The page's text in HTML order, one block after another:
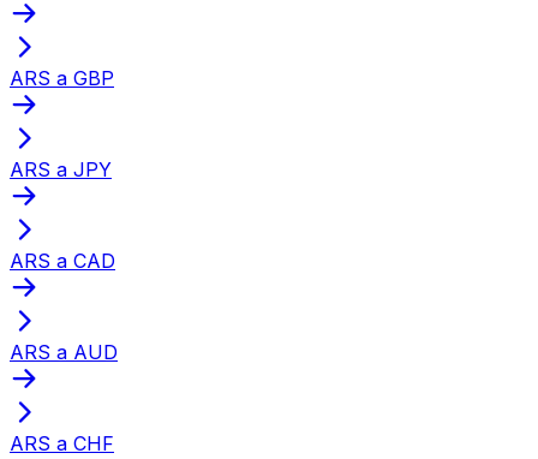
ARS a GBP
ARS a JPY
ARS a CAD
ARS a AUD
ARS a CHF